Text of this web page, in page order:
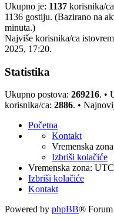
Ukupno je: 1137 korisnika/
1136 gostiju. (Bazirano na
minuta.)
Najviše korisnika/ca
2025, 17:20.
Statistika
Ukupno postova: 269216. •
korisnika/ca: 2886. •
Početna
Kontakt
Vremenska
Izbriši kolačiće
Vremenska zona:
Izbriši kolačiće
Kontakt
Powered by phpBB®